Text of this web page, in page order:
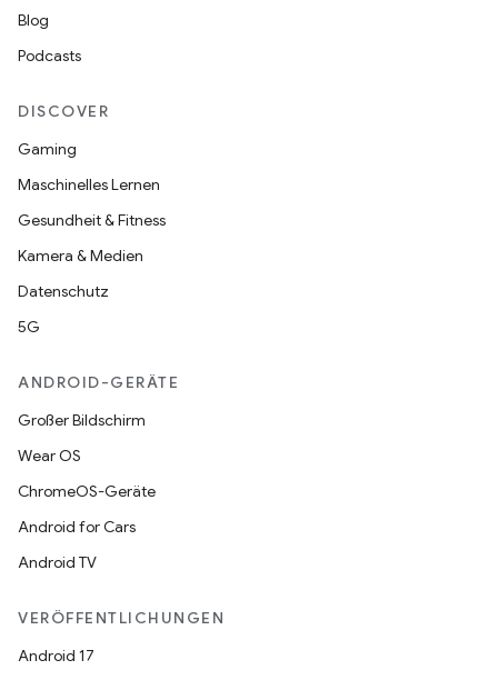
Blog
Podcasts
DISCOVER
Gaming
Maschinelles Lernen
Gesundheit & Fitness
Kamera & Medien
Datenschutz
5G
ANDROID-GERÄTE
Großer Bildschirm
Wear OS
ChromeOS-Geräte
Android for Cars
Android TV
VERÖFFENTLICHUNGEN
Android 17